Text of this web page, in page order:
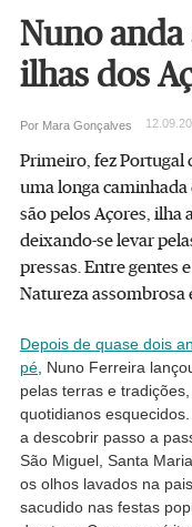
Nuno anda
ilhas dos
Por Mara Gonçalves
Primeiro, fez Portugal
uma longa caminhada
são pelos Açores, ilha
deixando-se levar
pressas. Entre gentes
Natureza assombrosa
Depois de quase dois
pé, Nuno Ferreira
pelas terras e
quotidianos
a descobrir passo a
São Miguel, Santa
os olhos lavados na
sacudido nas festas